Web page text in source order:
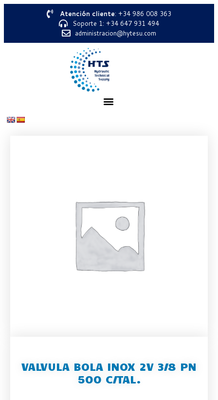
Atención cliente: +34 986 008 363
Soporte 1: +34 647 931 494
administracion@hytesu.com
VALVULA BOLA INOX 2V 3/8 PN
500 C/TAL.